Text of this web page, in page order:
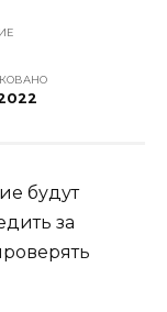
будут
за